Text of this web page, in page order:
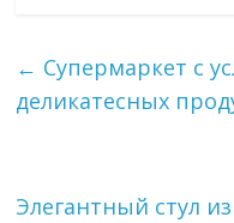
← Супермаркет с
деликатесных
Элегантный стул